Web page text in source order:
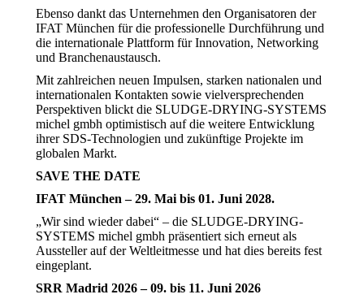
Ebenso dankt das Unternehmen den Organisatoren der
IFAT München für die professionelle Durchführung und
die internationale Plattform für Innovation, Networking
und Branchenaustausch.
Mit zahlreichen neuen Impulsen, starken nationalen und
internationalen Kontakten sowie vielversprechenden
Perspektiven blickt die SLUDGE-DRYING-SYSTEMS
michel gmbh optimistisch auf die weitere Entwicklung
ihrer SDS-Technologien und zukünftige Projekte im
globalen Markt.
SAVE THE DATE
IFAT München – 29. Mai bis 01. Juni 2028.
„Wir sind wieder dabei“ – die SLUDGE-DRYING-
SYSTEMS michel gmbh präsentiert sich erneut als
Aussteller auf der Weltleitmesse und hat dies bereits fest
eingeplant.
SRR Madrid 2026 – 09. bis 11. Juni 2026